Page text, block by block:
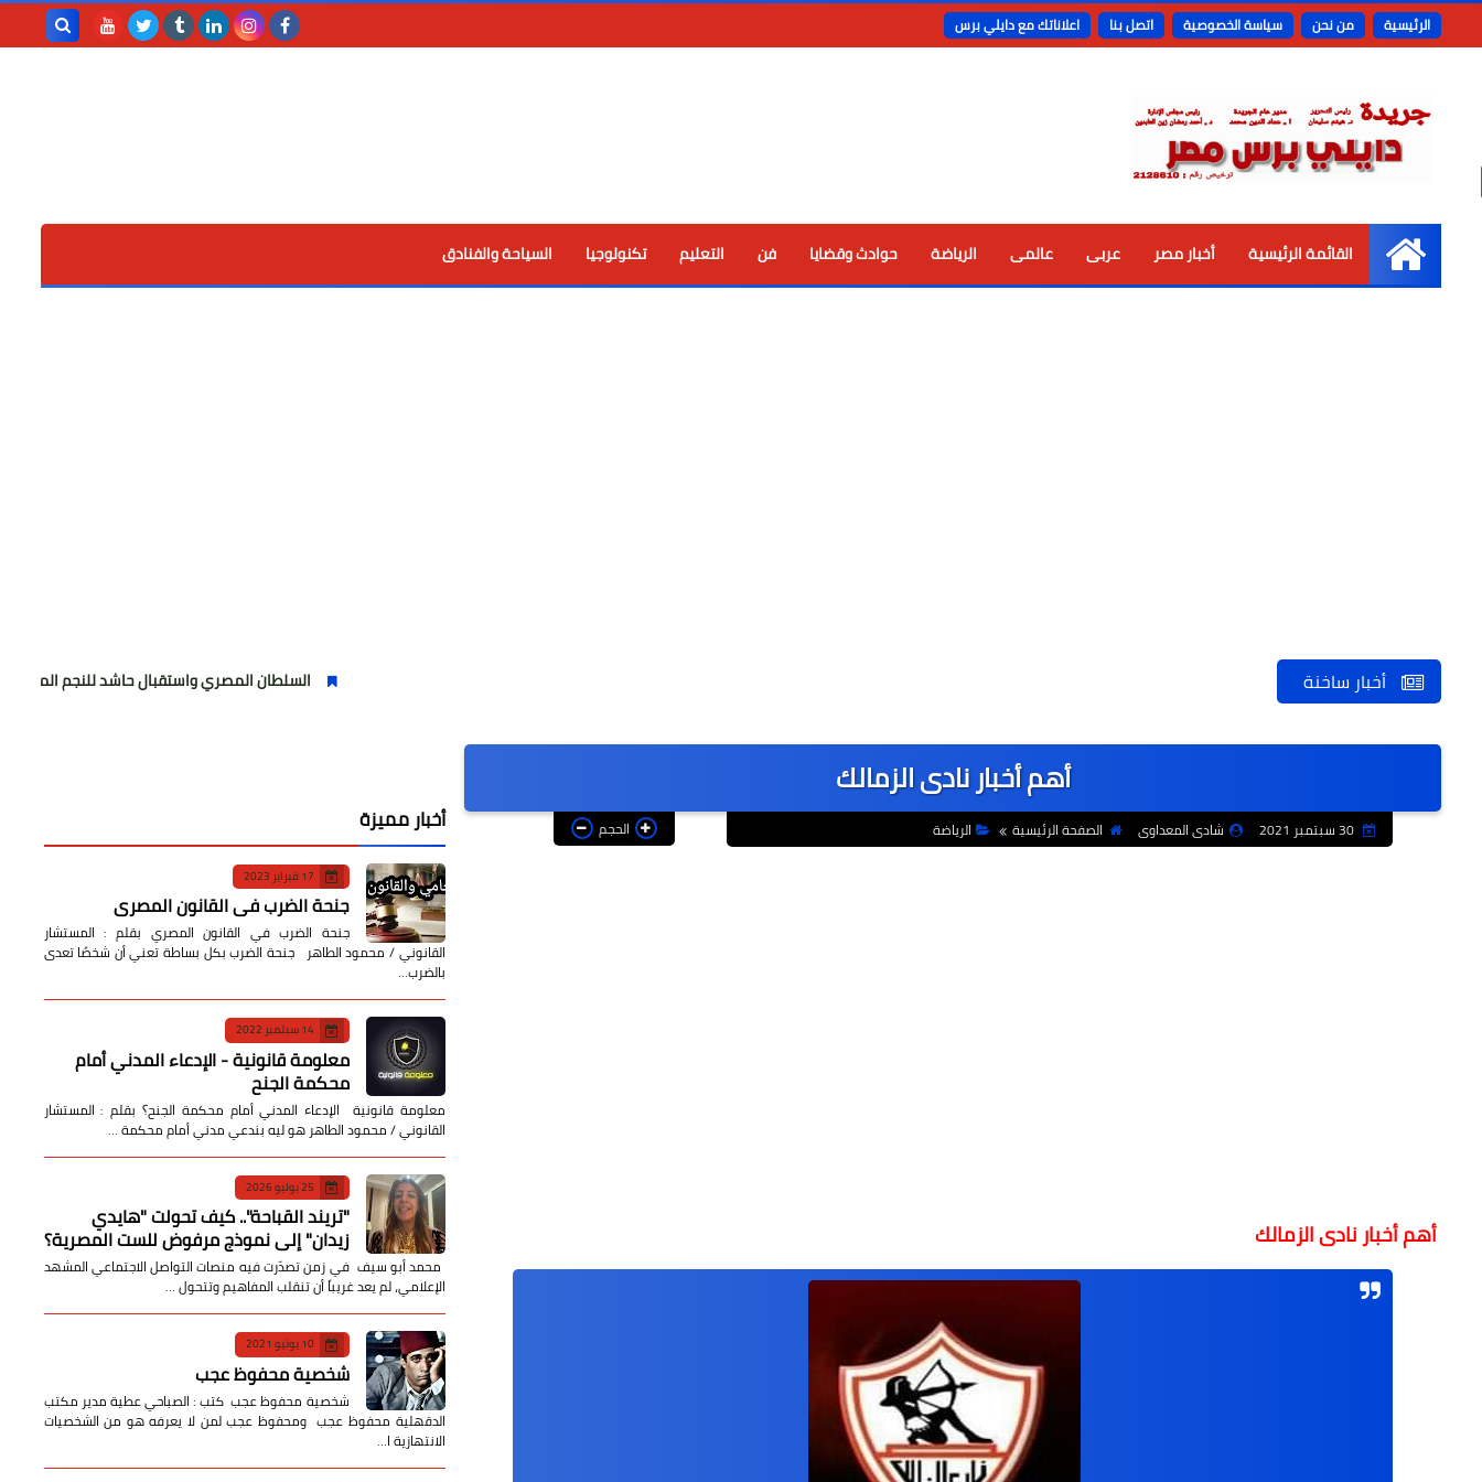
الرئيسية من نحن سياسة الخصوصية اتصل بنا اعلاناتك مع دايلي برس
الرئيسية
القائمة الرئيسية أخبار مصر عربى عالمى الرياضة حوادث وقضايا فن التعليم تكنولوجيا السياحة والفنادق
أخبار ساخنة السلطان المصري واستقبال حاشد للنجم المصري
أهم أخبار نادى الزمالك
30 سبتمبر 2021 شادى المعداوى الصفحة الرئيسية الرياضة الحجم
أهم أخبار نادى الزمالك
أخبار مميزة
17 فبراير 2023
جنحة الضرب في القانون المصري
جنحة الضرب في القانون المصري بقلم : المستشار
القانوني / محمود الطاهر جنحة الضرب بكل بساطة تعني أن شخصًا تعدى
بالضرب…
14 سبتمبر 2022
معلومة قانونية - الإدعاء المدني أمام
محكمة الجنح
معلومة قانونية الإدعاء المدني أمام محكمة الجنح؟ بقلم : المستشار
القانوني / محمود الطاهر هو ليه بندعي مدني أمام محكمة …
25 يوليو 2026
​"تريند القباحة".. كيف تحولت "هايدي
زيدان" إلى نموذج مرفوض للست المصرية؟
​ محمد أبو سيف ​في زمن تصدّرت فيه منصات التواصل الاجتماعي المشهد
الإعلامي، لم يعد غريباً أن تنقلب المفاهيم وتتحول …
10 يونيو 2021
شخصية محفوظ عجب
شخصية محفوظ عجب كتب : الصباحي عطية مدير مكتب
الدقهلية محفوظ عجب ومحفوظ عجب لمن لا يعرفه هو من الشخصيات
الانتهازية ا…